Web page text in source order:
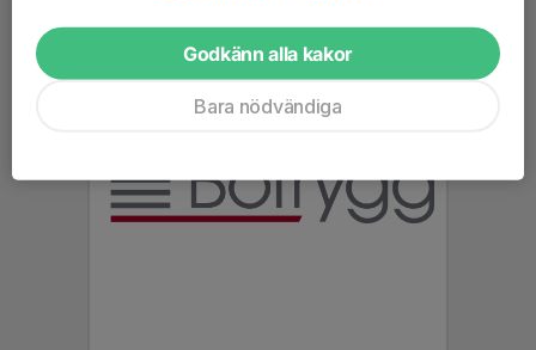
Godkänn alla kakor
Bara nödvändiga